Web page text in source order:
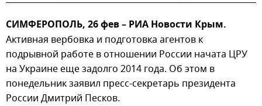
СИМФЕРОПОЛЬ, 26 фев – РИА Новости Крым.
Активная вербовка и подготовка агентов к
подрывной работе в отношении России начата ЦРУ
на Украине еще задолго 2014 года. Об этом в
понедельник заявил пресс-секретарь президента
России Дмитрий Песков.